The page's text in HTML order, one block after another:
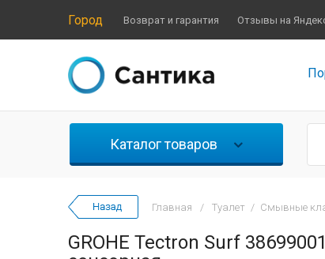
Город Возврат и гарантия Отзывы на
Каталог товаров
Главная / Туалет / Смывные
GROHE Tectron Surf